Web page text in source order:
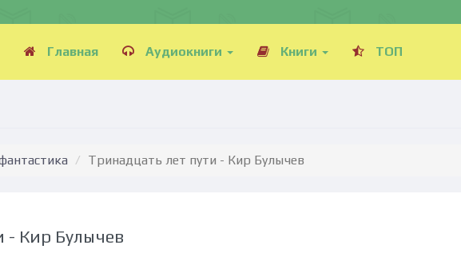
Главная Аудиокниги Книги ТОП
Тринадцать лет пути - Кир Булычев
- Кир Булычев